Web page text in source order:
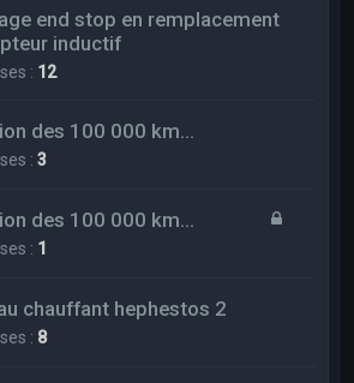
end stop en remplacement
inductif
: 12
des 100 000 km...
:3
des 100 000 km...
: 1
chauffant hephestos 2
: 8